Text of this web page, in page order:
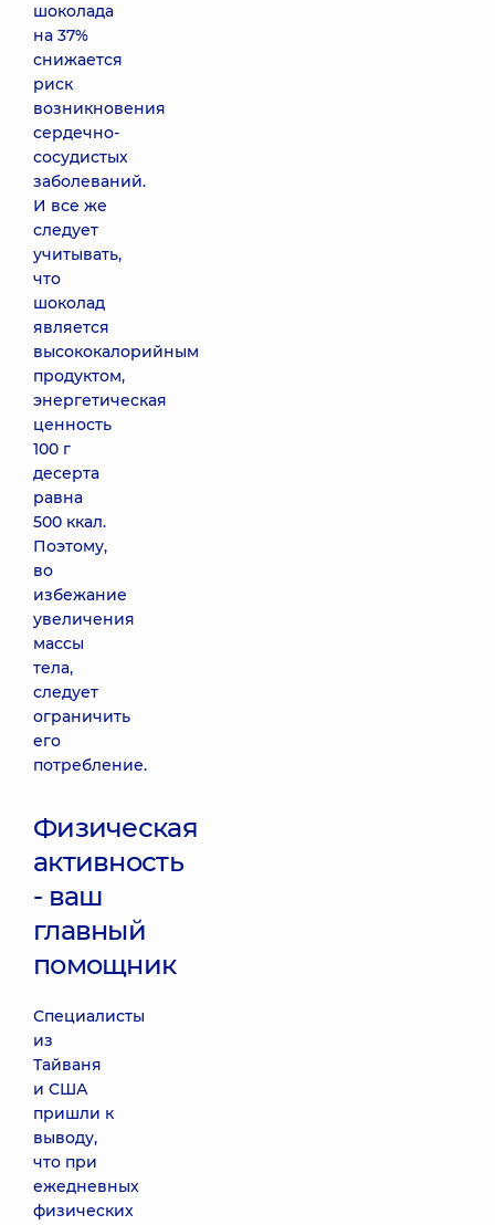
шоколада
на 37%
снижается
риск
возникновения
сердечно-
сосудистых
заболеваний.
И все же
следует
учитывать,
что
шоколад
является
высококалорийным
продуктом,
энергетическая
ценность
100 г
десерта
равна
500 ккал.
Поэтому,
во
избежание
увеличения
массы
тела,
следует
ограничить
его
потребление.
Физическая
активность
- ваш
главный
помощник
Специалисты
из
Тайваня
и США
пришли к
выводу,
что при
ежедневных
физических